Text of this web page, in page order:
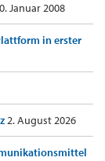
Januar 2008
in erster
2. August 2026